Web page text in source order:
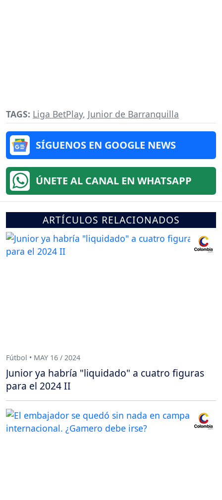
TAGS: Liga BetPlay, Junior de Barranquilla
SÍGUENOS EN GOOGLE NEWS
ÚNETE AL CANAL EN WHATSAPP
ARTÍCULOS RELACIONADOS
Fútbol • MAY 16 / 2024
Junior ya habría "liquidado" a cuatro figuras
para el 2024 II